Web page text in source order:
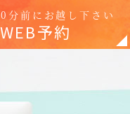
分前にお越し下さい
WEB予約